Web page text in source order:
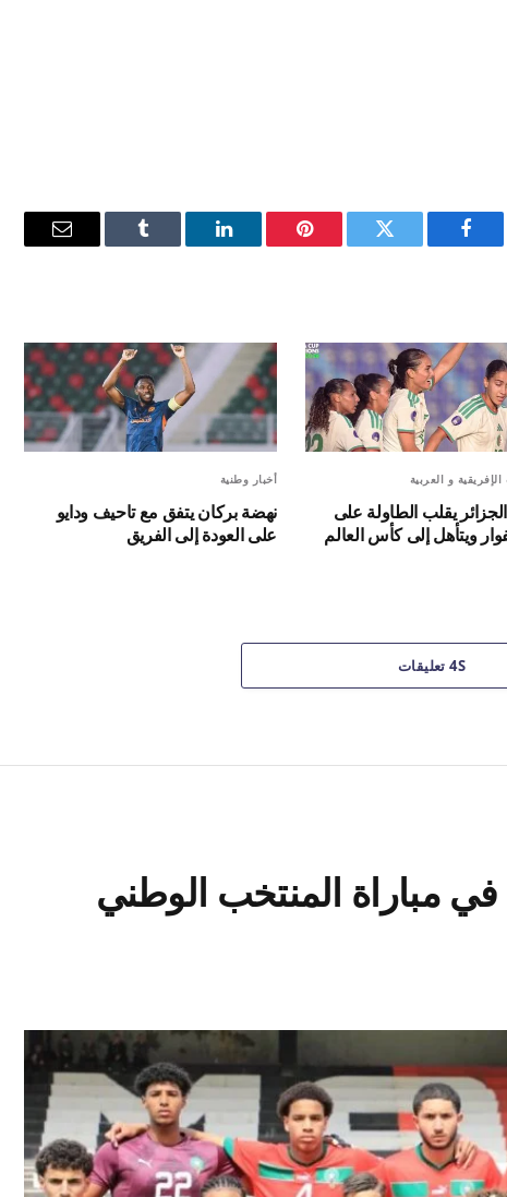
فيسبوك
تويتر بينتيريستلينكدإن Tumblr
البريد
و العربية
يقلب الطاولة على
ويتأهل إلى كأس العالم
أخبار وطنية
نهضة بركان يتفق مع تاحيف ودايو
على العودة إلى الفريق
4S تعليقات
في مباراة المنتخب الوطني